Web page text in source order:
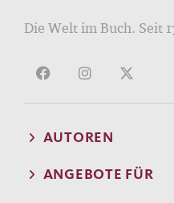
Die Welt im Buch. Seit
AUTOREN
ANGEBOTE FÜR